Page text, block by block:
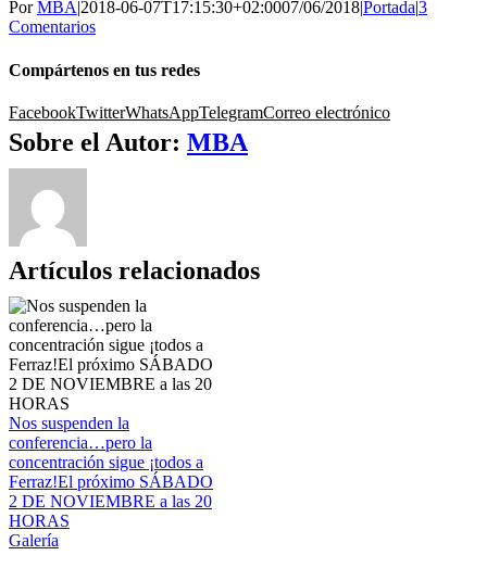
PorMBA|2018-06-07T17:15:30+02:0007/06/2018|Portada|3
Comentarios
Compártenos en tus redes
FacebookTwitterWhatsAppTelegramCorreo electrónico
Sobre el Autor: MBA
Artículos relacionados
Nos suspenden la
conferencia…pero la
concentración sigue ¡todos a
Ferraz!El próximo SÁBADO
2 DE NOVIEMBRE a las 20
HORAS
Galería